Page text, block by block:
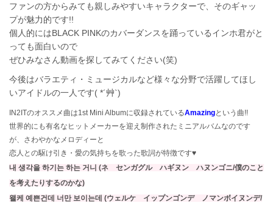
ファンの方からみても親しみやすいキャラクターで、そのギャッ
プが魅力的です!!
個人的にはBLACK PINKのカバーダンスを踊っているインホ君がと
っても面白いので
ぜひみなさん動画を探してみてください(笑)
今後はバラエティ・ミュージカルなど様々な分野で活躍してほし
いアイドルの一人です( *´艸`)
IN2ITのオススメ曲は1st Mini Albumに収録されているAmazingという曲!!
世界的にも有名なヒットメーカーを迎え制作されたミニアルバムなのです
が、さわやかなメロディーと
恋人との駆け引き・愛の気持ちを歌った歌詞が特徴です♥
내 생각을 하기는 하는 거니 (ネ センガグル ハギヌン ハヌンゴニ/僕のこと
を考えたりするのかな)
왤케 예쁜건데 너만 보이는데 (ウェルケ イップンゴンデ ノマンボイヌンデ/